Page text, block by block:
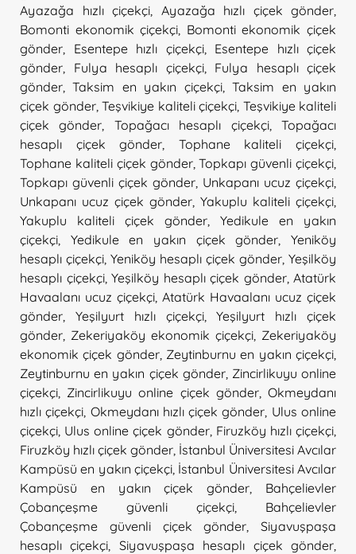
Ayazağa hızlı çiçekçi
Ayazağa hızlı çiçek gönder
Bomonti ekonomik çiçekçi Bomonti ekonomik çiçek
gönder
Esentepe hızlı çiçekçi, Esentepe hızlı çiçek
gönder
Fulya hesaplı çiçekçi, Fulya hesaplı çiçek
gönder ,Taksim en yakın çiçekçi,Taksim en yakın
çiçek gönder, Teşvikiye kaliteli çiçekçi Teşvikiye kaliteli
çiçek gönder
Topağacı hesaplı çiçekçi,Topağacı
hesaplı çiçek gönder
Tophane kaliteli çiçekçi
Tophane kaliteli çiçek gönder,Topkapı güvenli çiçekçi
Topkapı güvenli çiçek gönder Unkapanı ucuz çiçekçi
Unkapanı ucuz çiçek gönder Yakuplu kaliteli çiçekçi
Yakuplu kaliteli çiçek gönder
Yedikule en yakın
çiçekçi
Yedikule en yakın çiçek gönder ,Yeniköy
hesaplı çiçekçi Yeniköy hesaplı çiçek gönder Yeşilköy
hesaplı çiçekçi, Yeşilköy hesaplı çiçek gönder, Atatürk
Havaalanı ucuz çiçekçi Atatürk Havaalanı ucuz çiçek
gönder
Yeşilyurt hızlı çiçekçi,Yeşilyurt hızlı çiçek
gönder Zekeriyaköy ekonomik çiçekçi Zekeriyaköy
ekonomik çiçek gönder, Zeytinburnu en yakın çiçekçi
Zeytinburnu en yakın çiçek gönder, Zincirlikuyu online
çiçekçi Zincirlikuyu online çiçek gönder,Okmeydanı
hızlı çiçekçi Okmeydanı hızlı çiçek gönder Ulus online
çiçekçi Ulus online çiçek gönder, Firuzköy hızlı çiçekçi
Firuzköy hızlı çiçek gönder İstanbul Üniversitesi Avcılar
Kampüsü en yakın çiçekçi İstanbul Üniversitesi Avcılar
Kampüsü en yakın çiçek gönder
Bahçelievler
Çobançeşme güvenli çiçekçi
Bahçelievler
Çobançeşme güvenli çiçek gönder
Siyavuşpaşa
hesaplı çiçekçi
Siyavuşpaşa hesaplı çiçek gönder